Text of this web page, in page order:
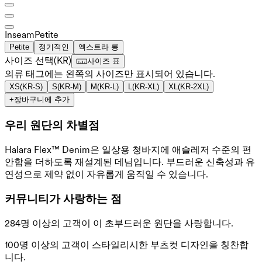
Inseam️Petite
Petite 정기적인 엑스트라 롱
사이즈 선택(KR) 사이즈 표
의류 태그에는 왼쪽의 사이즈만 표시되어 있습니다.
XS(KR-S) S(KR-M) M(KR-L) L(KR-XL) XL(KR-2XL)
+장바구니에 추가
우리 원단의 차별점
Halara Flex™ Denim은 일상용 청바지에 애슬레저 수준의 편
안함을 더하도록 재설계된 데님입니다. 부드러운 신축성과 유
연성으로 제약 없이 자유롭게 움직일 수 있습니다.
커뮤니티가 사랑하는 점
284명 이상의 고객이 이 초부드러운 원단을 사랑합니다.
100명 이상의 고객이 스타일리시한 부츠컷 디자인을 칭찬합
니다.